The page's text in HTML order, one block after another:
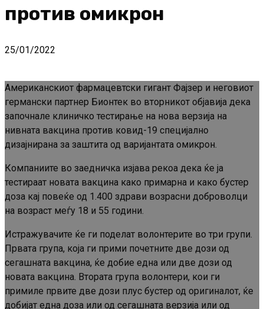
против омикрон
25/01/2022
Американскиот фармацевтски гигант Фајзер и неговиот
германски партнер Бионтек во вторникот објавија дека
започнале клиничко тестирање на нова верзија на
нивната вакцина против ковид-19 специјално
дизајнирана за заштита од варијантата омикрон.
Компаниите во заедничка изјава рекоа дека ќе ја
тестираат новата вакцина како примарна и како бустер
доза кај повеќе од 1.400 здрави возрасни доброволци
на возраст меѓу 18 и 55 години.
Истражувачите ќе ги поделат волонтерите во три групи.
Првата група, која ги прими почетните две дози од
сегашната вакцина, ќе добие една или две дози од
новата вакцина. Втората група волонтери, кои ги
примиле првите две дози плус бустер од оригиналот, ќе
добијат една доза или од сегашната верзија или од